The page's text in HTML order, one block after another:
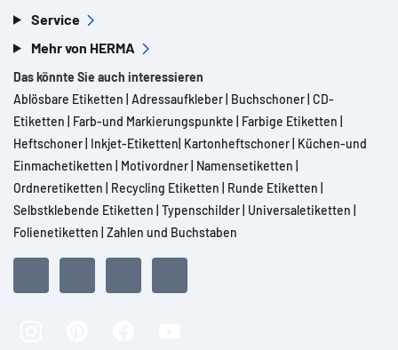
Service
Mehr von HERMA
Das könnte Sie auch interessieren
Ablösbare Etiketten Adressaufkleber Buchschoner CD-
Etiketten
Farb-und Markierungspunkte Farbige Etiketten
Heftschoner Inkjet-Etiketten Kartonheftschoner Küchen-und
Einmachetiketten
Motivordner Namensetiketten
Ordneretiketten
Recycling Etiketten Runde Etiketten
Selbstklebende Etiketten Typenschilder Universaletiketten
Folienetiketten Zahlen und Buchstaben